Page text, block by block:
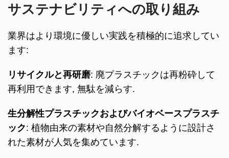
サステナビリティへの取り組み
業界はより環境に優しい実践を積極的に追求してい
ます:
リサイクルと再研磨: 廃プラスチックは再粉砕して
再利用できます, 無駄を減らす.
生分解性プラスチックおよびバイオベースプラスチ
ック: 植物由来の素材や自然分解するように設計さ
れた素材が人気を集めています.